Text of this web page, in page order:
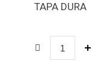
TAPA DURA